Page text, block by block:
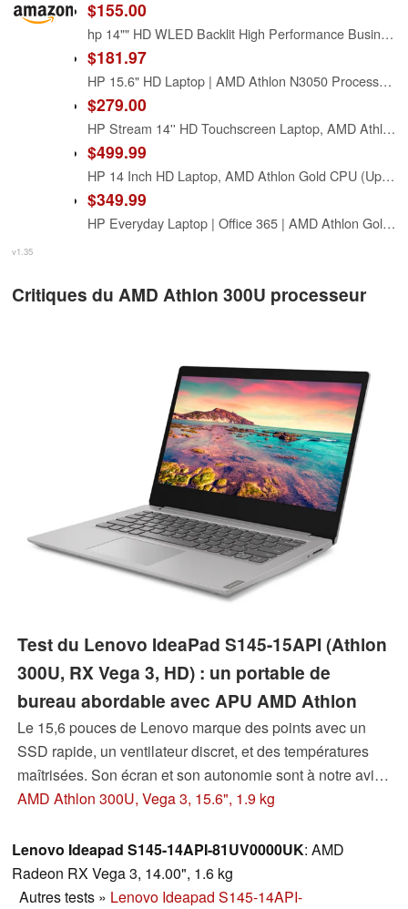
$155.00
hp 14"" HD WLED Backlit High Performance Business Laptop, AMD Athlon Silver 3050U up to 3.2GHz, 4GB DDR4, 128GB SSD, Wireless-AC, HDMI, Bluetooth, Webcam, SD Card Reader, Windows 10 S, Black
$181.97
HP 15.6" HD Laptop | AMD Athlon N3050 Processor| AMD Radeon Graphics| Mouse | Sleeve | Microsoft 365 | 4GB RAM | 128GB SSD |Windows 10 S |
$279.00
HP Stream 14'' HD Touchscreen Laptop, AMD Athlon 3050U, 4GB DDR4, 64GB eMMC, Bluetooth, Webcam, HDMI, 1-Year Office 365, Windows 10 Home in S Mode with Accessories
$499.99
HP 14 Inch HD Laptop, AMD Athlon Gold CPU (Up to 3.3 GHz), 16GB DDR4 RAM, 512GB SSD, AMD Radeon Graphics, Windows 11, USB Type-C 5Gbps, 1Y Microsoft 365
$349.99
HP Everyday Laptop | Office 365 | AMD Athlon Gold 3150 Processor | 11.5 HRs Battery | 8GB RAM, 128GB SSD | Copilot AI Windows 11 w/o Mouse
v1.35
Critiques du AMD Athlon 300U processeur
Test du Lenovo IdeaPad S145-15API (Athlon
300U, RX Vega 3, HD) : un portable de
bureau abordable avec APU AMD Athlon
Le 15,6 pouces de Lenovo marque des points avec un
SSD rapide, un ventilateur discret, et des températures
maîtrisées. Son écran et son autonomie sont à notre avis
ses points faibles. Le portable ne va cependant pas vous
AMD Athlon 300U, Vega 3, 15.6", 1.9 kg
Lenovo Ideapad S145-14API-81UV0000UK: AMD
Radeon RX Vega 3, 14.00", 1.6 kg
Autres tests » Lenovo Ideapad S145-14API-